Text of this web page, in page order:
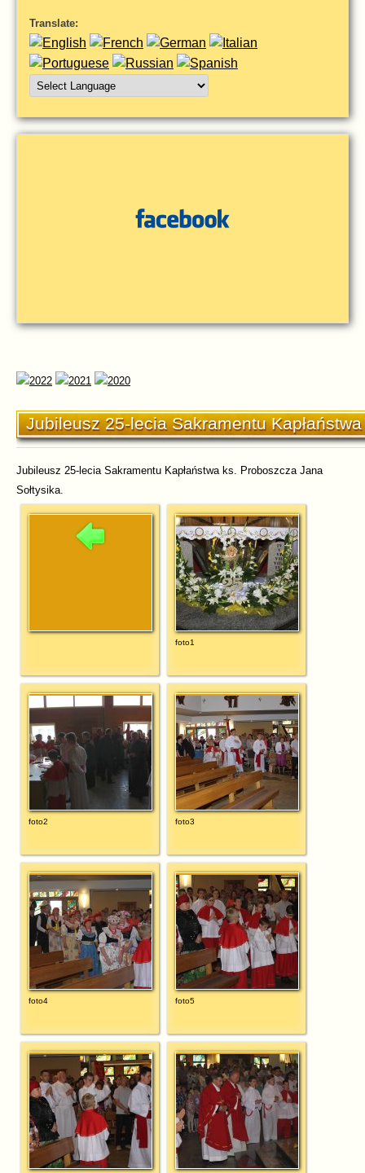
Translate:
Jubileusz 25-lecia Sakramentu Kapłaństwa
Jubileusz 25-lecia Sakramentu Kapłaństwa ks. Proboszcza Jana
Sołtysika.
foto1
foto2 foto3
foto4 foto5